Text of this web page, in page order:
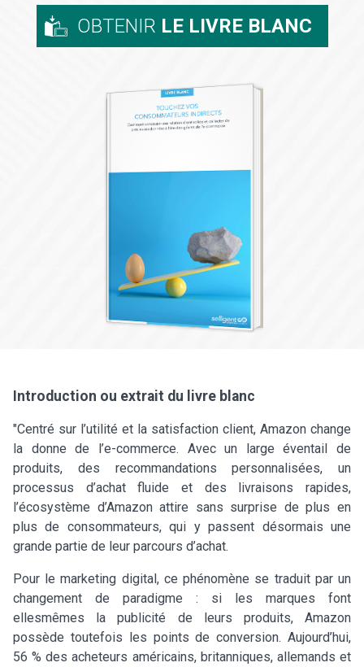
OBTENIR LE LIVRE BLANC
Introduction ou extrait du livre blanc
"Centré sur l’utilité et la satisfaction client, Amazon change
la donne de l’e-commerce. Avec un large éventail de
produits, des recommandations personnalisées, un
processus d’achat fluide et des livraisons rapides,
l’écosystème d’Amazon attire sans surprise de plus en
plus de consommateurs, qui y passent désormais une
grande partie de leur parcours d’achat.
Pour le marketing digital, ce phénomène se traduit par un
changement de paradigme : si les marques font
ellesmêmes la publicité de leurs produits, Amazon
possède toutefois les points de conversion. Aujourd’hui,
56 % des acheteurs américains, britanniques, allemands et